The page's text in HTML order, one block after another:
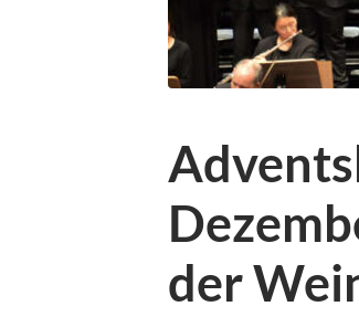
der